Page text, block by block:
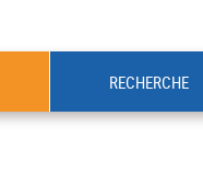
RECHERCHE